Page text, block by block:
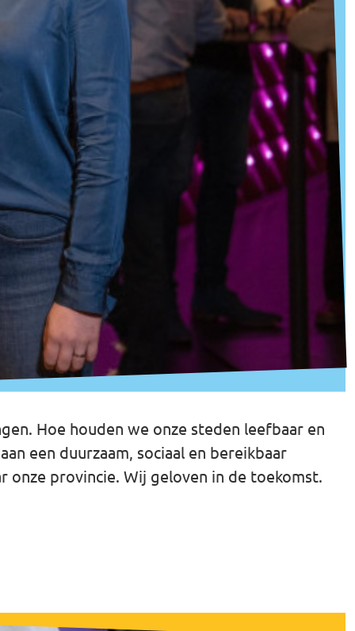
Hoe houden we onze steden leefbaar en
een duurzaam, sociaal en bereikbaar
onze provincie. Wij geloven in de toekomst.